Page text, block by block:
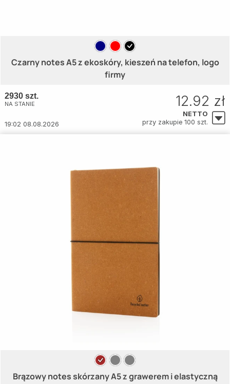
Czarny notes A5 z ekoskóry, kieszeń na telefon, logo
firmy
2930 szt.
NA STANIE
19:02 08.08.2026
12.92 zł
NETTO
przy zakupie 100 szt.
Brązowy notes skórzany A5 z grawerem i elastyczną